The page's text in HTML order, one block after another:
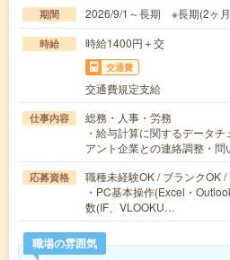
期間 2026/9/1～長期 ※長期(2ヶ
時給 時給1400円＋交
交通費
交通費規定支給
仕事内容
総務・人事・労務
・給与計算に関するデータ
アント企業との連絡調整・
応募資格
職種未経験OK / ブランクOK
・PC基本操作(Excel・
数(IF、VLOOKU…
職場の雰囲気